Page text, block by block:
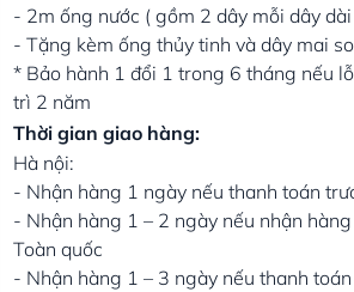
- 2m ống nước ( gồm 2 dây mỗi dây
- Tặng kèm ống thủy tinh và dây mai
* Bảo hành 1 đổi 1 trong 6 tháng nếu
trì 2 năm
Thời gian giao hàng:
Hà nội:
- Nhận hàng 1 ngày nếu thanh toán
- Nhận hàng 1 – 2 ngày nếu nhận
Toàn quốc
- Nhận hàng 1 – 3 ngày nếu thanh